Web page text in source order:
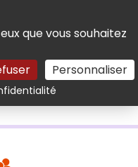
que vous souhaitez
Personnaliser
Rechercher